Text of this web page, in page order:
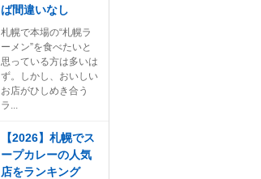
ば間違いなし
札幌で本場の“札幌ラ
ーメン”を食べたいと
思っている方は多いは
ず。しかし、おいしい
お店がひしめき合う
ラ...
【2026】札幌でス
ープカレーの人気
店をランキング